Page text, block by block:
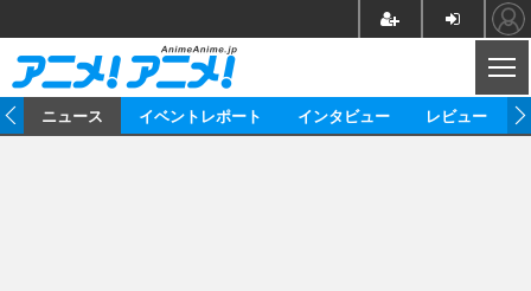
ニュース イベントレポート インタビュー レビュー